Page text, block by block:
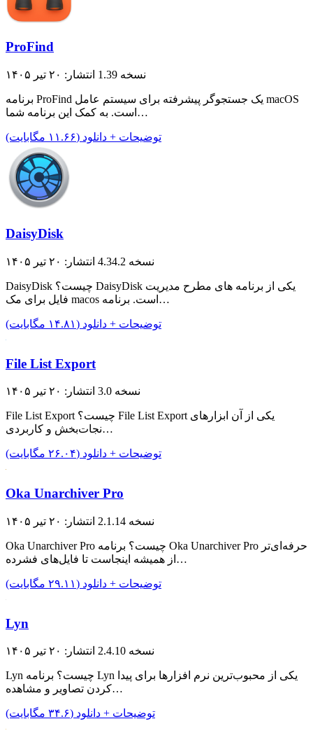
ProFind
نسخه 1.39 انتشار: ۲۰ تیر ۱۴۰۵
برنامه ProFind یک جستجوگر پیشرفته برای سیستم عامل macOS
است. به کمک این برنامه شما…
توضیحات + دانلود (۱۱.۶۶ مگابایت)
DaisyDisk
نسخه 4.34.2 انتشار: ۲۰ تیر ۱۴۰۵
DaisyDisk چیست؟ DaisyDisk یکی از برنامه های مطرح مدیریت
فایل برای مک macos است. برنامه…
توضیحات + دانلود (۱۴.۸۱ مگابایت)
File List Export
نسخه 3.0 انتشار: ۲۰ تیر ۱۴۰۵
File List Export چیست؟ File List Export یکی از آن ابزارهای
نجات‌بخش و کاربردی…
توضیحات + دانلود (۲۶.۰۴ مگابایت)
Oka Unarchiver Pro
نسخه 2.1.14 انتشار: ۲۰ تیر ۱۴۰۵
Oka Unarchiver Pro چیست؟ برنامه Oka Unarchiver Pro حرفه‌ای‌تر
از همیشه اینجاست تا فایل‌های فشرده…
توضیحات + دانلود (۲۹.۱۱ مگابایت)
Lyn
نسخه 2.4.10 انتشار: ۲۰ تیر ۱۴۰۵
Lyn چیست؟ برنامه Lyn یکی از محبوب‌ترین نرم افزارها برای پیدا
کردن تصاویر و مشاهده…
توضیحات + دانلود (۳۴.۶ مگابایت)